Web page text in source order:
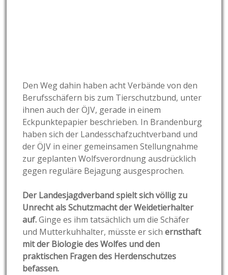
Den Weg dahin haben acht Verbände von den
Berufsschäfern bis zum Tierschutzbund, unter
ihnen auch der ÖJV, gerade in einem
Eckpunktepapier beschrieben. In Brandenburg
haben sich der Landesschafzuchtverband und
der ÖJV in einer gemeinsamen Stellungnahme
zur geplanten Wolfsverordnung ausdrücklich
gegen reguläre Bejagung ausgesprochen.
Der Landesjagdverband spielt sich völlig zu
Unrecht als Schutzmacht der Weidetierhalter
auf.Ginge es ihm tatsächlich um die Schäfer
und Mutterkuhhalter, müsste er sichernsthaft
mit der Biologie des Wolfes und den
praktischen Fragen des Herdenschutzes
befassen.